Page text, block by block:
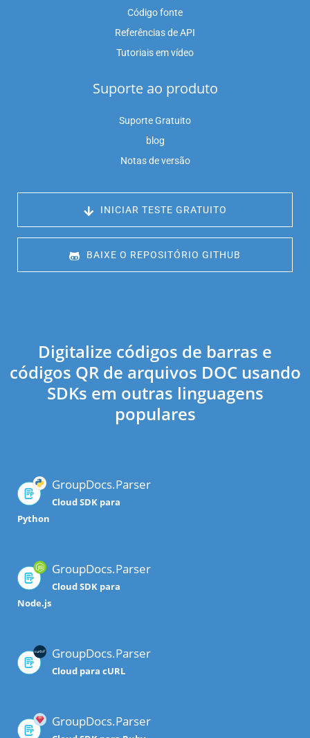
Código fonte
Referências de API
Tutoriais em vídeo
Suporte ao produto
Suporte Gratuito
blog
Notas de versão
INICIAR TESTE GRATUITO
BAIXE O REPOSITÓRIO GITHUB
Digitalize códigos de barras e
códigos QR de arquivos DOC usando
SDKs em outras linguagens
populares
GroupDocs.Parser
Cloud SDK para
Python
GroupDocs.Parser
Cloud SDK para
Node.js
GroupDocs.Parser
Cloud para cURL
GroupDocs.Parser